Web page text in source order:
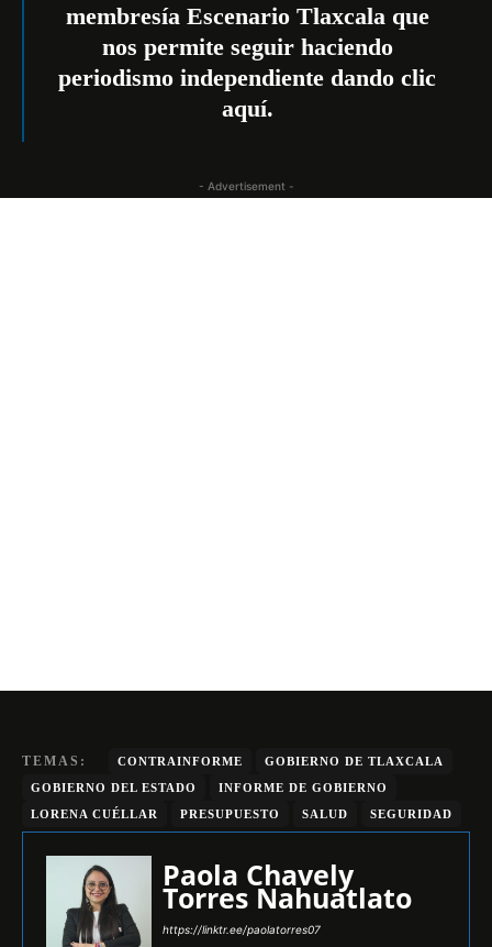
membresía Escenario Tlaxcala que
nos permite seguir haciendo
periodismo independiente dando clic
aquí.
- Advertisement -
TEMAS: CONTRAINFORME
GOBIERNO DE TLAXCALA
GOBIERNO DEL ESTADO
INFORME DE GOBIERNO
LORENA CUÉLLAR
PRESUPUESTO SALUD SEGURIDAD
Paola Chavely
Torres Nahuatlato
https://linktr.ee/paolatorres07